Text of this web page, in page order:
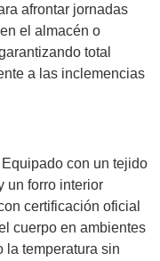
afrontar jornadas
el almacén o
total
a las inclemencias
con un tejido
un forro interior
certificación oficial
cuerpo en ambientes
la temperatura sin